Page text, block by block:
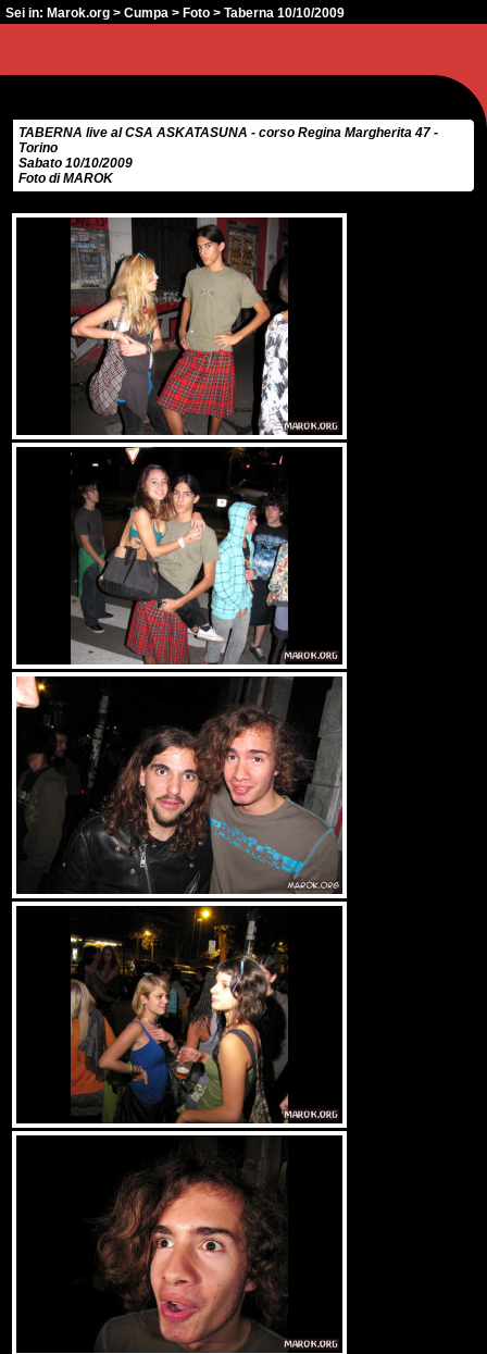
Sei in: Marok.org > Cumpa > Foto > Taberna 10/10/2009
TABERNA live al CSA ASKATASUNA - corso Regina Margherita 47 -
Torino
Sabato 10/10/2009
Foto di MAROK